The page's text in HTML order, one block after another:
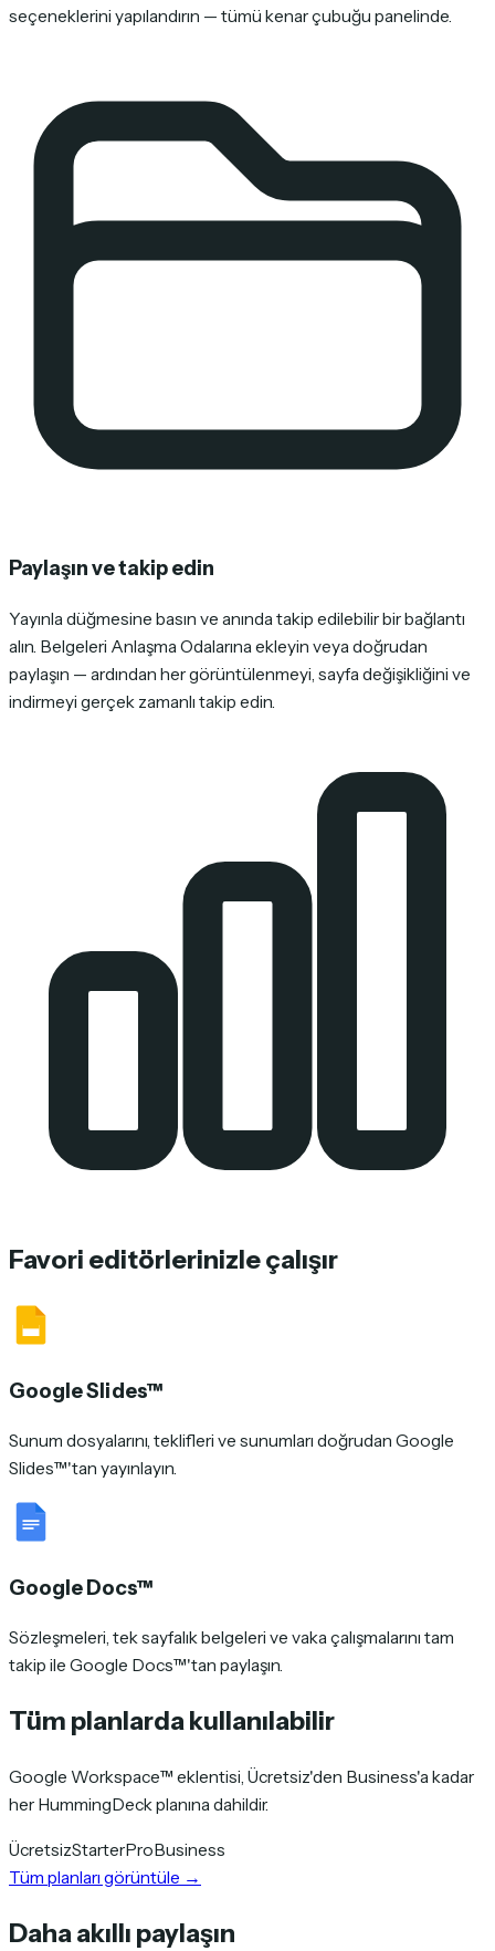
seçeneklerini yapılandırın — tümü kenar çubuğu panelinde.
Paylaşın ve takip edin
Yayınla düğmesine basın ve anında takip edilebilir bir bağlantı
alın. Belgeleri Anlaşma Odalarına ekleyin veya doğrudan
paylaşın — ardından her görüntülenmeyi, sayfa değişikliğini ve
indirmeyi gerçek zamanlı takip edin.
Favori editörlerinizle çalışır
Google Slides™
Sunum dosyalarını, teklifleri ve sunumları doğrudan Google
Slides™'tan yayınlayın.
Google Docs™
Sözleşmeleri, tek sayfalık belgeleri ve vaka çalışmalarını tam
takip ile Google Docs™'tan paylaşın.
Tüm planlarda kullanılabilir
Google Workspace™ eklentisi, Ücretsiz'den Business'a kadar
her HummingDeck planına dahildir.
ÜcretsizStarterProBusiness
Tüm planları görüntüle →
Daha akıllı paylaşın